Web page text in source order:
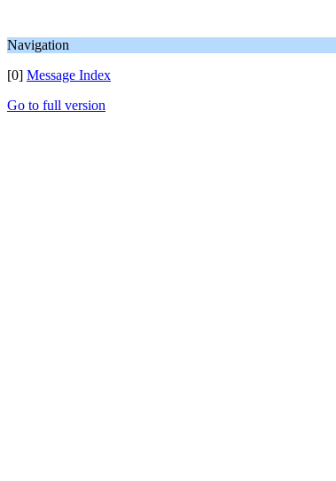
Navigation
[0] Message Index
Go to full version